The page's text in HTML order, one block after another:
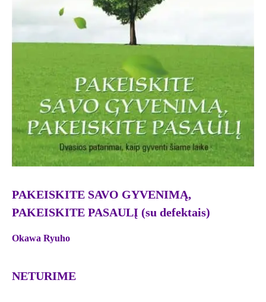
PAKEISKITE SAVO GYVENIMĄ,
PAKEISKITE PASAULĮ (su defektais)
Okawa Ryuho
NETURIME